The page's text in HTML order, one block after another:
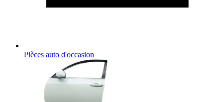
Pièces auto d'occasion